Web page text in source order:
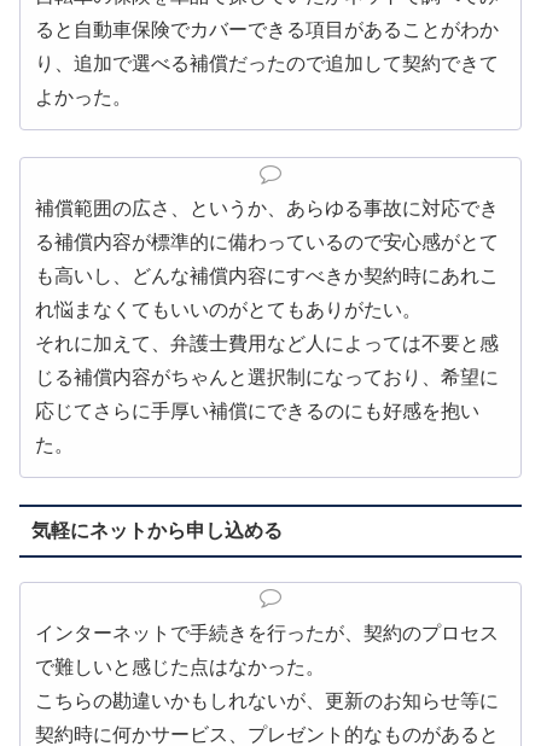
ると自動車保険でカバーできる項目があることがわか
り、追加で選べる補償だったので追加して契約できて
よかった。
補償範囲の広さ、というか、あらゆる事故に対応でき
る補償内容が標準的に備わっているので安心感がとて
も高いし、どんな補償内容にすべきか契約時にあれこ
れ悩まなくてもいいのがとてもありがたい。
それに加えて、弁護士費用など人によっては不要と感
じる補償内容がちゃんと選択制になっており、希望に
応じてさらに手厚い補償にできるのにも好感を抱い
た。
気軽にネットから申し込める
インターネットで手続きを行ったが、契約のプロセス
で難しいと感じた点はなかった。
こちらの勘違いかもしれないが、更新のお知らせ等に
契約時に何かサービス、プレゼント的なものがあると